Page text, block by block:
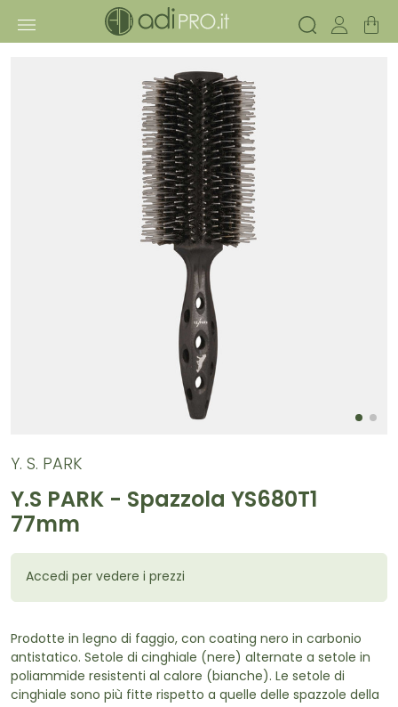
Y. S. PARK
Y.S PARK - Spazzola YS680T1
77mm
Accedi per vedere i prezzi
Prodotte in legno di faggio, con coating nero in carbonio
antistatico. Setole di cinghiale (nere) alternate a setole in
poliammide resistenti al calore (bianche). Le setole di
cinghiale sono più fitte rispetto a quelle delle spazzole della